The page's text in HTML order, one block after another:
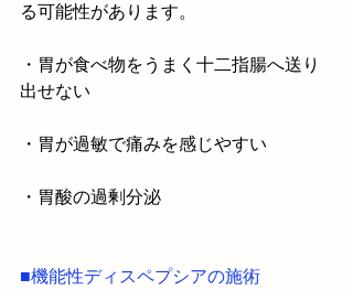
る可能性があります。
・胃が食べ物をうまく十二指腸へ送り
出せない
・胃が過敏で痛みを感じやすい
・胃酸の過剰分泌
■機能性ディスペプシアの施術